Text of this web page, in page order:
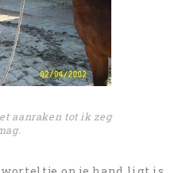
aanraken tot ik zeg
.